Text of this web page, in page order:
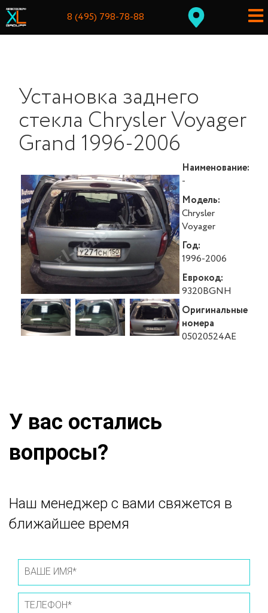
8 (495) 798-78-88
Установка заднего
стекла Chrysler Voyager
Grand 1996-2006
Наименование:
-
Модель:
Chrysler
Voyager
Год:
1996-2006
Еврокод:
9320BGNH
Оригинальные
номера
05020524AE
У вас остались
вопросы?
Наш менеджер с вами свяжется в
ближайшее время